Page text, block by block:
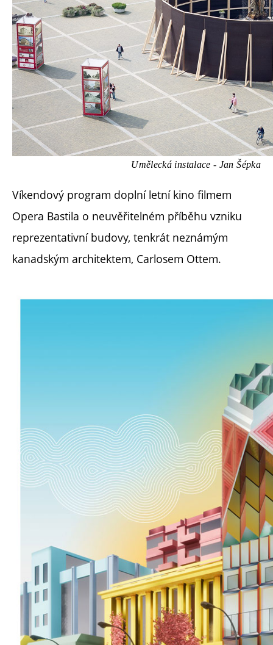
Umělecká instalace - Jan Šépka
Víkendový program doplní letní kino filmem
Opera Bastila o neuvěřitelném příběhu vzniku
reprezentativní budovy, tenkrát neznámým
kanadským architektem, Carlosem Ottem.